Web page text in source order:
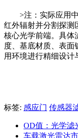
>注：实际应用
红外辐射并分割探测
核心光学前端。具体
度、基底材质、表面
用环境进行精细设计
标签: 感应门 传感器
OD值：光学滤
车载激光雷达